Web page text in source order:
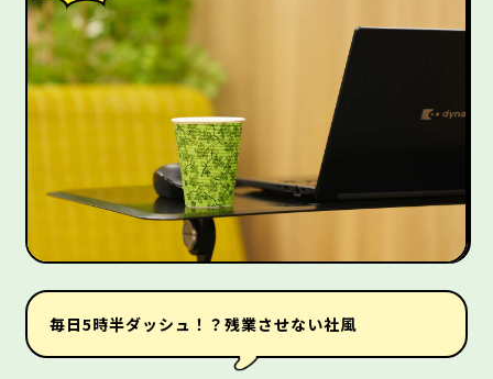
毎日5時半ダッシュ！？残業させない社風